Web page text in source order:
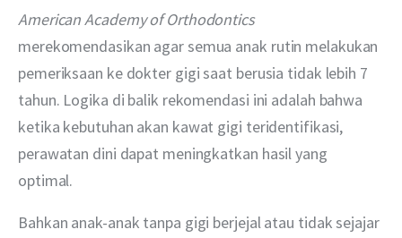
American Academy of Orthodontics
merekomendasikan agar semua anak rutin melakukan
pemeriksaan ke dokter gigi saat berusia tidak lebih 7
tahun. Logika di balik rekomendasi ini adalah bahwa
ketika kebutuhan akan kawat gigi teridentifikasi,
perawatan dini dapat meningkatkan hasil yang
optimal.
Bahkan anak-anak tanpa gigi berjejal atau tidak sejajar